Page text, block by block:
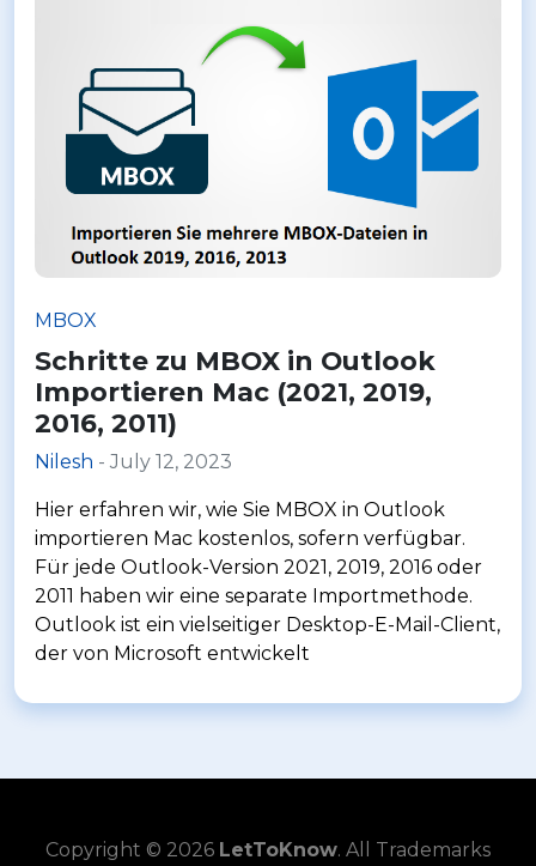
MBOX
Schritte zu MBOX in Outlook
Importieren Mac (2021, 2019,
2016, 2011)
Nilesh - July 12, 2023
Hier erfahren wir, wie Sie MBOX in Outlook
importieren Mac kostenlos, sofern verfügbar.
Für jede Outlook-Version 2021, 2019, 2016 oder
2011 haben wir eine separate Importmethode.
Outlook ist ein vielseitiger Desktop-E-Mail-Client,
der von Microsoft entwickelt
Copyright © 2026 LetToKnow. All Trademarks